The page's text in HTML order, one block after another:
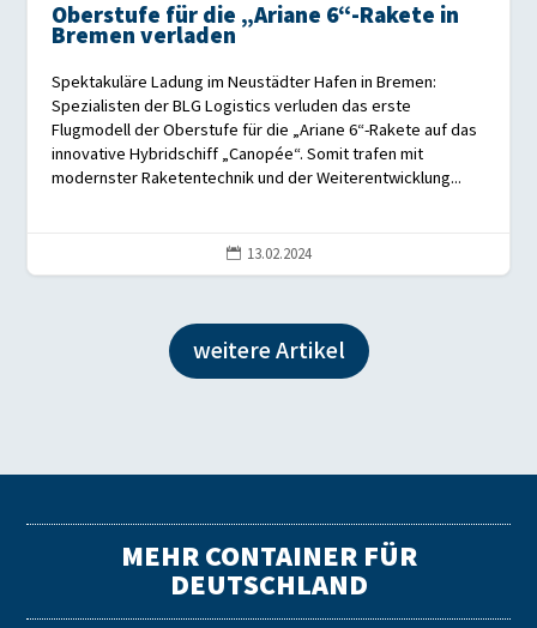
Oberstufe für die „Ariane 6“-Rakete in
Bremen verladen
Spektakuläre Ladung im Neustädter Hafen in Bremen:
Spezialisten der BLG Logistics verluden das erste
Flugmodell der Oberstufe für die „Ariane 6“-Rakete auf das
innovative Hybridschiff „Canopée“. Somit trafen mit
modernster Raketentechnik und der Weiterentwicklung...
 13.02.2024
weitere Artikel
MEHR CONTAINER FÜR
DEUTSCHLAND